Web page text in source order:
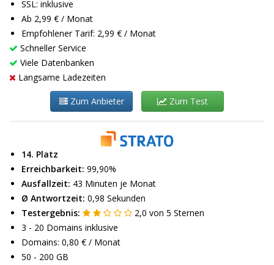
SSL: inklusive
Ab 2,99 € / Monat
Empfohlener Tarif: 2,99 € / Monat
Schneller Service
Viele Datenbanken
Langsame Ladezeiten
Zum Anbieter Zum Test
14. Platz
Erreichbarkeit: 99,90%
Ausfallzeit: 43 Minuten je Monat
Ø Antwortzeit: 0,98 Sekunden
Testergebnis:
2,0 von 5 Sternen
3 - 20 Domains inklusive
Domains: 0,80 € / Monat
50 - 200 GB